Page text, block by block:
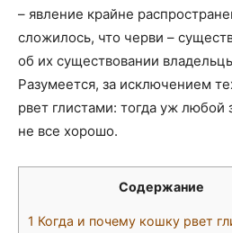
– явление крайне
сложилось, что черви –
об их существовании
Разумеется, за исключением
рвет глистами: тогда уж любой
не все хорошо.
Содержание
1 Когда и почему кошку рвет